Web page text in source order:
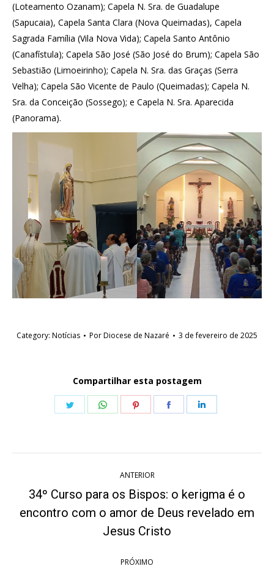
(Loteamento Ozanam); Capela N. Sra. de Guadalupe
(Sapucaia), Capela Santa Clara (Nova Queimadas), Capela
Sagrada Família (Vila Nova Vida); Capela Santo Antônio
(Canafístula); Capela São José (São José do Brum); Capela São
Sebastião (Limoeirinho); Capela N. Sra. das Graças (Serra
Velha); Capela São Vicente de Paulo (Queimadas); Capela N.
Sra. da Conceição (Sossego); e Capela N. Sra. Aparecida
(Panorama).
Category: Notícias PorDiocese de Nazaré 3 de fevereiro de 2025
Compartilhar esta postagem
Share
Share
Share
Share
de
post:
ANTERIOR
Post
anterior:
34º Curso para os Bispos: o kerigma é o
encontro com o amor de Deus revelado em
Jesus Cristo
PRÓXIMO